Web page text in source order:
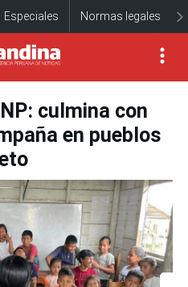
Especiales Normas legales
culmina con
en pueblos